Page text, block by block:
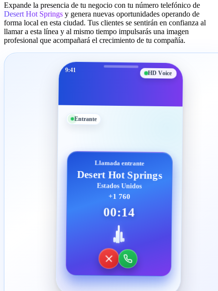
Expande la presencia de tu negocio con tu número telefónico de
Desert Hot Springs y genera nuevas oportunidades operando de
forma local en esta ciudad. Tus clientes se sentirán en confianza al
llamar a esta línea y al mismo tiempo impulsarás una imagen
profesional que acompañará el crecimiento de tu compañía.
9:41 HD Voice
Entrante
Llamada entrante
Desert Hot Springs
Estados Unidos
+1 760
00:14